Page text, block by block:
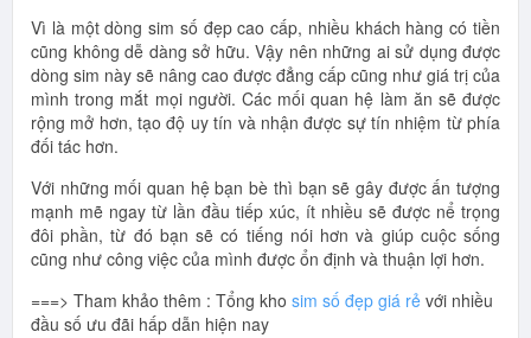
Vì là một dòng sim số đẹp cao cấp, nhiều khách hàng có tiền
cũng không dễ dàng sở hữu. Vậy nên những ai sử dụng được
dòng sim này sẽ nâng cao được đẳng cấp cũng như giá trị của
mình trong mắt mọi người. Các mối quan hệ làm ăn sẽ được
rộng mở hơn, tạo độ uy tín và nhận được sự tín nhiệm từ phía
đối tác hơn.
Với những mối quan hệ bạn bè thì bạn sẽ gây được ấn tượng
mạnh mẽ ngay từ lần đầu tiếp xúc, ít nhiều sẽ được nể trọng
đôi phần, từ đó bạn sẽ có tiếng nói hơn và giúp cuộc sống
cũng như công việc của mình được ổn định và thuận lợi hơn.
===> Tham khảo thêm : Tổng kho sim số đẹp giá rẻ với nhiều
đầu số ưu đãi hấp dẫn hiện nay